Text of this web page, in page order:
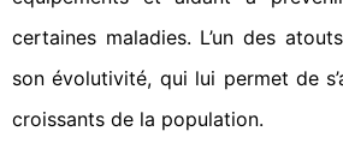
certaines maladies. L’un des
son évolutivité, qui lui permet de
croissants de la population.